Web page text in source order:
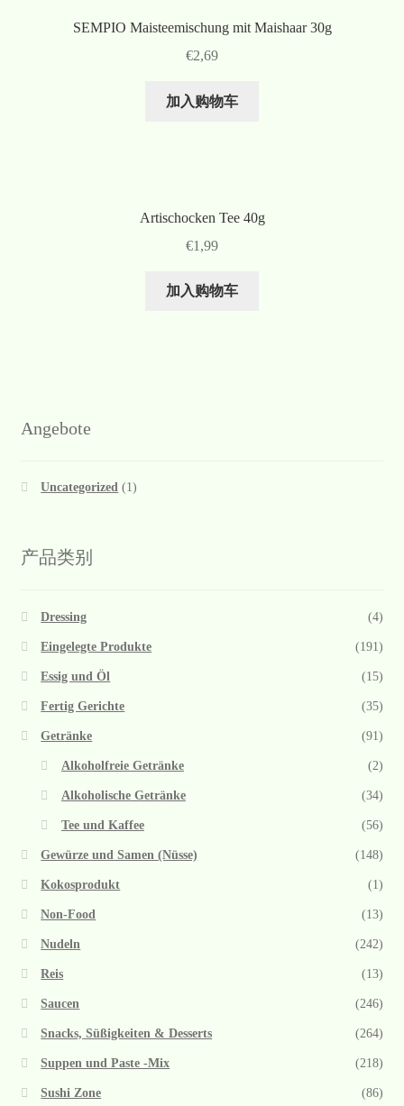
SEMPIO Maisteemischung mit Maishaar 30g
€2,69
加入购物车
Artischocken Tee 40g
€1,99
加入购物车
Angebote
Uncategorized (1)
产品类别
Dressing (4)
Eingelegte Produkte (191)
Essig und Öl (15)
Fertig Gerichte (35)
Getränke (91)
Alkoholfreie Getränke (2)
Alkoholische Getränke (34)
Tee und Kaffee (56)
Gewürze und Samen (Nüsse) (148)
Kokosprodukt (1)
Non-Food (13)
Nudeln (242)
Reis (13)
Saucen (246)
Snacks, Süßigkeiten & Desserts (264)
Suppen und Paste -Mix (218)
Sushi Zone (86)